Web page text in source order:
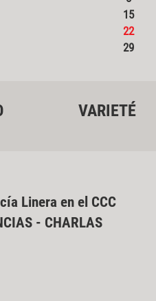
15
22
29
VARIETÉ
Linera en el CCC
- CHARLAS